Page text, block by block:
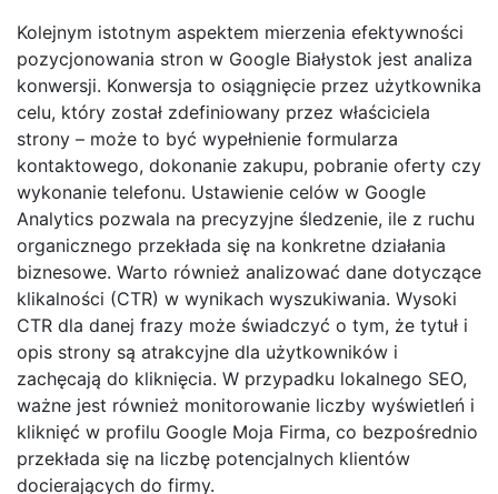
Kolejnym istotnym aspektem mierzenia efektywności
pozycjonowania stron w Google Białystok jest analiza
konwersji. Konwersja to osiągnięcie przez użytkownika
celu, który został zdefiniowany przez właściciela
strony – może to być wypełnienie formularza
kontaktowego, dokonanie zakupu, pobranie oferty czy
wykonanie telefonu. Ustawienie celów w Google
Analytics pozwala na precyzyjne śledzenie, ile z ruchu
organicznego przekłada się na konkretne działania
biznesowe. Warto również analizować dane dotyczące
klikalności (CTR) w wynikach wyszukiwania. Wysoki
CTR dla danej frazy może świadczyć o tym, że tytuł i
opis strony są atrakcyjne dla użytkowników i
zachęcają do kliknięcia. W przypadku lokalnego SEO,
ważne jest również monitorowanie liczby wyświetleń i
kliknięć w profilu Google Moja Firma, co bezpośrednio
przekłada się na liczbę potencjalnych klientów
docierających do firmy.